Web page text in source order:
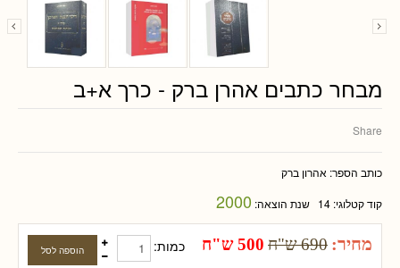
מבחר כתבים אהרן ברק - כרך א+ב
Share
כותב הספר: אהרון ברק
קוד קטלוגי: 14 שנת הוצאה: 2000
מחיר: 690 ש"ח 500 ש"ח כמות: